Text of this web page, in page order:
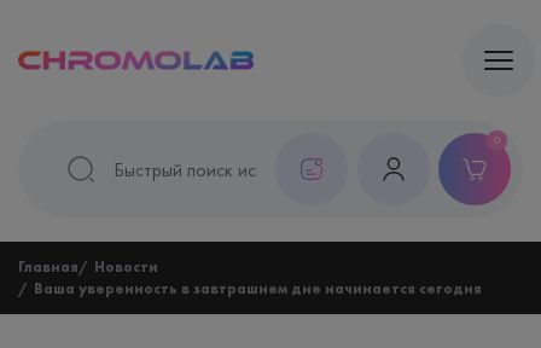
0
Главная
Новости
Ваша уверенность в завтрашнем дне начинается сегодня